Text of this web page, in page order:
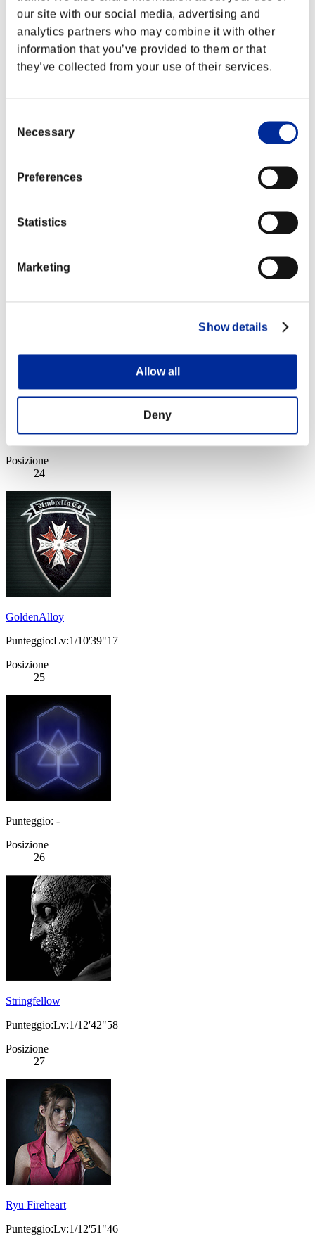
our site with our social media, advertising and
analytics partners who may combine it with other
information that you’ve provided to them or that
they’ve collected from your use of their services.
Selection
Necessary
Preferences
Statistics
Marketing
Show details
Allow all
Deny
Nimitz
Punteggio:Lv:1/09'41"94
Posizione
22
Punteggio:Lv:1/10'11"53
23
Punteggio:Lv:1/10'32"80
Posizione
24
GoldenAlloy
Punteggio:Lv:1/10'39"17
Posizione
25
Punteggio: -
Posizione
26
Stringfellow
Punteggio:Lv:1/12'42"58
Posizione
27
Ryu Fireheart
Punteggio:Lv:1/12'51"46